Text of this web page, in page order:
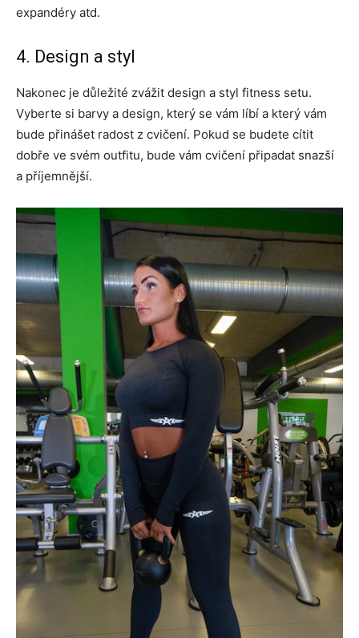
expandéry atd.
4. Design a styl
Nakonec je důležité zvážit design a styl fitness setu.
Vyberte si barvy a design, který se vám líbí a který vám
bude přinášet radost z cvičení. Pokud se budete cítit
dobře ve svém outfitu, bude vám cvičení připadat snazší
a příjemnější.